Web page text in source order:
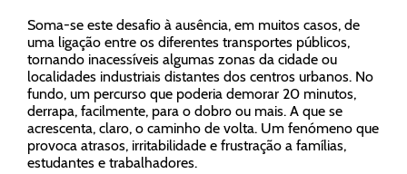
Soma-se este desafio à ausência, em muitos casos, de
uma ligação entre os diferentes transportes públicos,
tornando inacessíveis algumas zonas da cidade ou
localidades industriais distantes dos centros urbanos. No
fundo, um percurso que poderia demorar 20 minutos,
derrapa, facilmente, para o dobro ou mais. A que se
acrescenta, claro, o caminho de volta. Um fenómeno que
provoca atrasos, irritabilidade e frustração a famílias,
estudantes e trabalhadores.